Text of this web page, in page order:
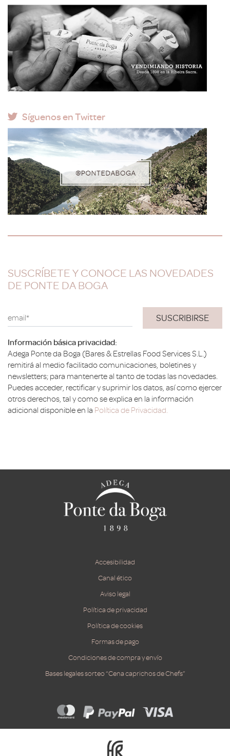
Síguenos en Twitter
SUSCRÍBETE Y CONOCE LAS NOVEDADES
DE PONTE DA BOGA
email*
Información básica privacidad:
Adega Ponte da Boga (Bares & Estrellas Food Services S.L.)
remitirá al medio facilitado comunicaciones, boletines y
newsletters; para mantenerte al tanto de todas las novedades.
Puedes acceder, rectificar y suprimir los datos, así como ejercer
otros derechos, tal y como se explica en la información
adicional disponible en la Política de Privacidad.
Accesibilidad
Canal ético
Aviso legal
Política de privacidad
Política de cookies
Formas de pago
Condiciones de compra y envío
Bases legales sorteo “Cena caprichos de Chefs”